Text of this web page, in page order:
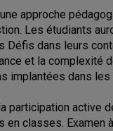
approche
Les étudiants
Défis dans leurs
et la
implantées dans
participation active
en classes. Examen